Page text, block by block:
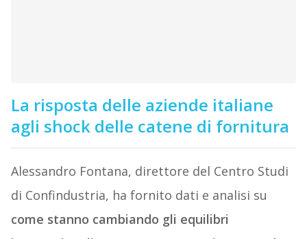
La risposta delle aziende italiane
agli shock delle catene di fornitura
Alessandro Fontana, direttore del Centro Studi
di Confindustria, ha fornito dati e analisi su
come stanno cambiando gli equilibri